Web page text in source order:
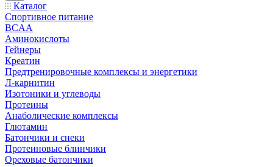
Каталог
Спортивное питание
BCAA
Аминокислоты
Гейнеры
Креатин
Предтренировочные комплексы и энергетики
Л-карнитин
Изотоники и углеводы
Протеины
Анаболические комплексы
Глютамин
Батончики и снеки
Протеиновые блинчики
Ореховые батончики